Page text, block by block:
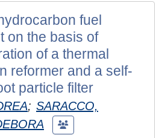
fuel
on the basis of
of a thermal
reformer and a self-
particle filter
; SARACCO,